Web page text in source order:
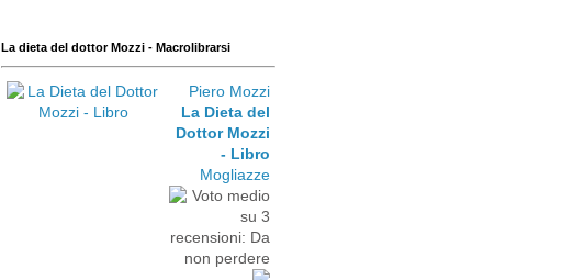
La dieta del dottor Mozzi - Macrolibrarsi
Piero Mozzi
La Dieta del
Dottor Mozzi
- Libro
Mogliazze